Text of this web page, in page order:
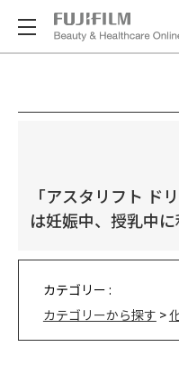
「アスタリフト ド
は妊娠中、授乳中
カテゴリー :
カテゴリーから探す >